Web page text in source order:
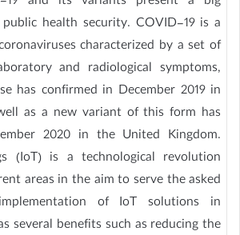
health security. COVID-19 is a
characterized by a set of
and radiological symptoms,
has confirmed in December 2019 in
as a new variant of this form has
2020 in the United Kingdom.
(IoT) is a technological revolution
areas in the aim to serve the asked
of IoT solutions in
several benefits such as reducing the